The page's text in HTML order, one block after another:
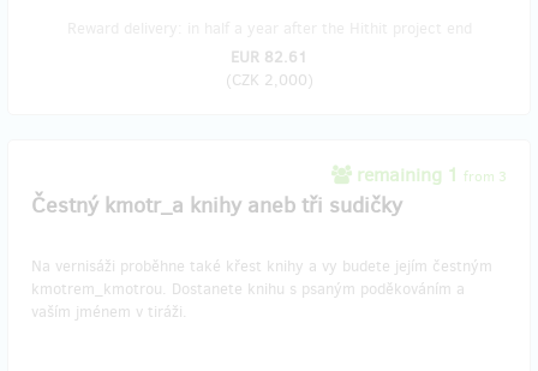
EUR 82.61
(CZK 2,000)
remaining 1 from 3
Čestný kmotr_a knihy aneb tři sudičky
Na vernisáži proběhne také křest knihy a vy budete jejím čestným
kmotrem_kmotrou. Dostanete knihu s psaným poděkováním a
vaším jménem v tiráži.